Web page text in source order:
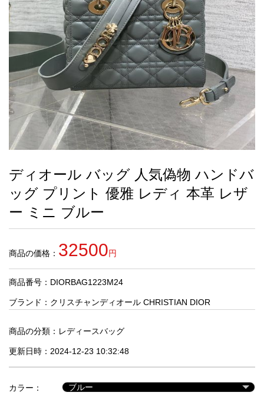
管
せ
2026人気特集
バッグ
財布
時計
服
ズボン
衣装セット
靴
住まい用品
アクセサリー
ベルト
スカーフ
アイフォーンケ
ース
小物
最
新
お
す
商
人
気
商
セ
ル
ディオール バッグ 人気偽物 ハンドバ
ッグ プリント 優雅 レディ 本革 レザ
ー ミニ ブルー
商品の価格： 32500円
商品番号：DIORBAG1223M24
ブランド： クリスチャンディオール CHRISTIAN DIOR
商品の分類： レディースバッグ
更新日時：2024-12-23 10:32:48
カラー：